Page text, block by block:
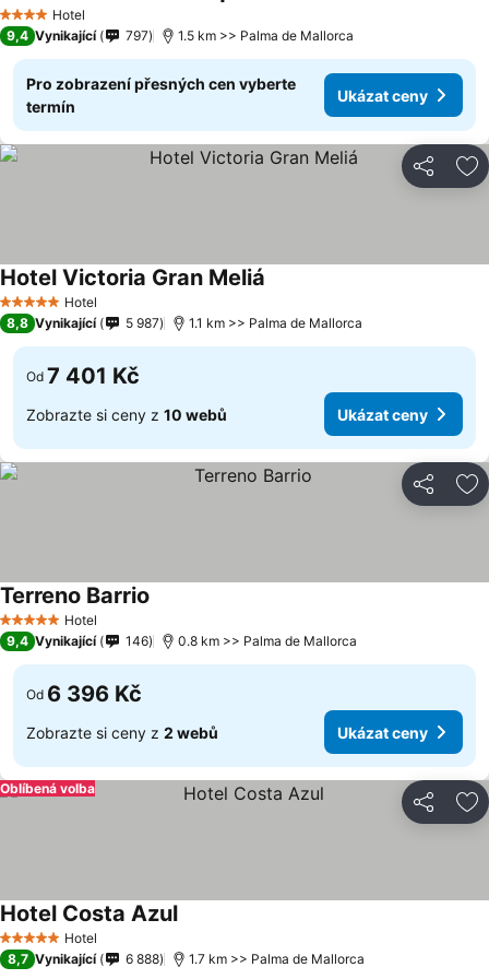
4 Počet hvězdiček
Hotel
9,4 Vynikající 797 1.5 km >> Palma de Mallorca
Pro zobrazení přesných cen vyberte
termín
Ukázat ceny
Sdílet
5 Počet hvězdiček
Hotel
Hotel Victoria Gran Meliá
8,8 Vynikající 5 987 1.1 km >> Palma de Mallorca
Od 7 401 Kč
Zobrazte si ceny z 10 webů Ukázat ceny
Sdílet
5 Počet hvězdiček
Hotel
Terreno Barrio
9,4 Vynikající 146 0.8 km >> Palma de Mallorca
Od 6 396 Kč
Zobrazte si ceny z 2 webů Ukázat ceny
Sdílet
Oblíbená volba
5 Počet hvězdiček
Hotel
Hotel Costa Azul
8,7 Vynikající 6 888 1.7 km >> Palma de Mallorca